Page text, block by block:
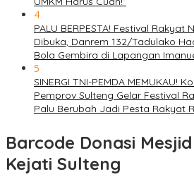
4
PALU BERPESTA! Festival Rakyat
Dibuka, Danrem 132/Tadulako
Bola Gembira di Lapangan
5
SINERGI TNI-PEMDA MEMUKAU!
Pemprov Sulteng Gelar Festival
Palu Berubah Jadi Pesta Rakyat
Barcode Donasi
Kejati Sulteng